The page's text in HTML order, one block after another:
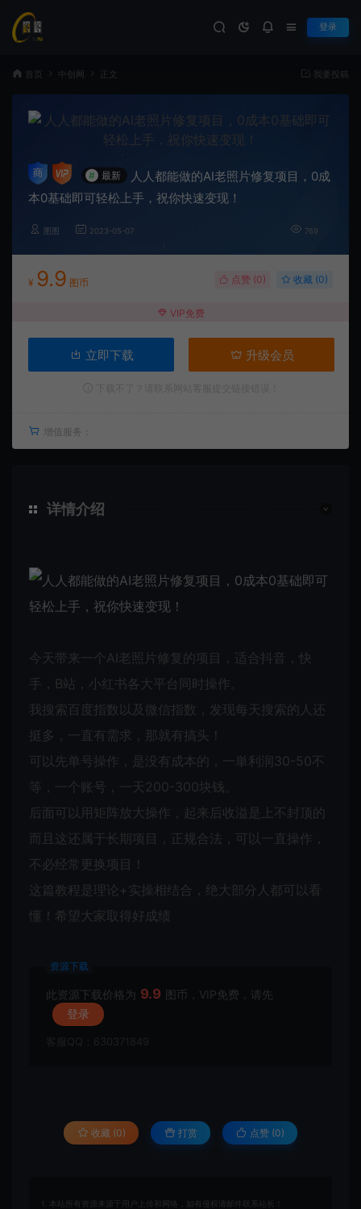
登录
首页 中创网 正文 我要投稿
# 最新
人人都能做的AI老照片修复项目，0成
本0基础即可轻松上手，祝你快速变现！
图图 2023-05-07 769
¥ 9.9 图币 点赞 (0) 收藏 (0)
VIP免费
立即下载 升级会员
增值服务：
详情介绍
今天带来一个AI老照片修复的项目，适合抖音，快
手，B站，小红书各大平台同时操作。
我搜索百度指数以及微信指数，发现每天搜索的人还
挺多，一直有需求，那就有搞头！
可以先单号操作，是没有成本的，一単利润30-50不
等，一个账号，一天200-300块钱。
后面可以用矩阵放大操作，起来后收溢是上不封顶的
而且这还属于长期项目，正规合法，可以一直操作，
不必经常更换项目！
这篇教程是理论+实操相结合，绝大部分人都可以看
懂！希望大家取得好成绩
资源下载
此资源下载价格为 9.9 图币，VIP免费，请先
登录
客服QQ：630371849
收藏 (0) 打赏 点赞 (0)
1. 本站所有资源来源于用户上传和网络，如有侵权请邮件联系站长！